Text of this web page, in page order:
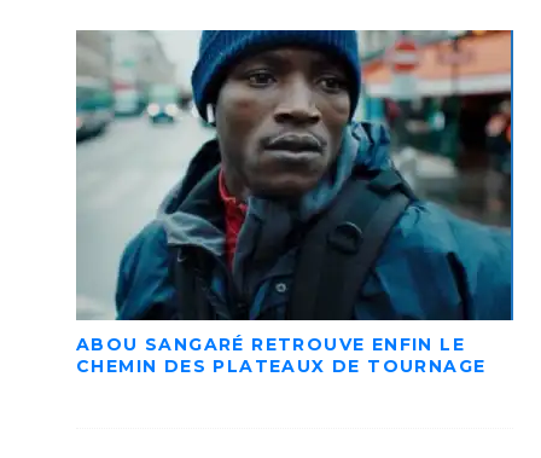
ABOU SANGARÉ RETROUVE ENFIN LE
CHEMIN DES PLATEAUX DE TOURNAGE